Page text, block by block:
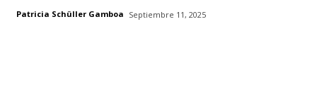
Patricia Schüller Gamboa Septiembre 11, 2025